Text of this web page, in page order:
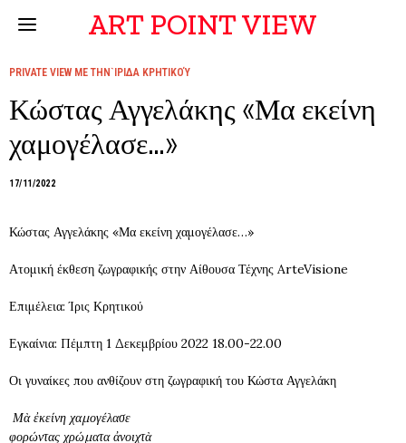
ART POINT VIEW
PRIVATE VIEW ΜΕ ΤΗΝ`ΙΡΙΔΑ ΚΡΗΤΙΚΟΎ
Κώστας Αγγελάκης «Μα εκείνη
χαμογέλασε…»
17/11/2022
Κώστας Αγγελάκης «Μα εκείνη χαμογέλασε…»
Ατομική έκθεση ζωγραφικής στην Αίθουσα Τέχνης ArteVisione
Επιμέλεια: Ίρις Κρητικού
Εγκαίνια: Πέμπτη 1 Δεκεμβρίου 2022 18.00-22.00
Οι γυναίκες που ανθίζουν στη ζωγραφική του Κώστα Αγγελάκη
Μὰ ἐκείνη χαμογέλασε
φορώντας χρώματα ἀνοιχτὰ